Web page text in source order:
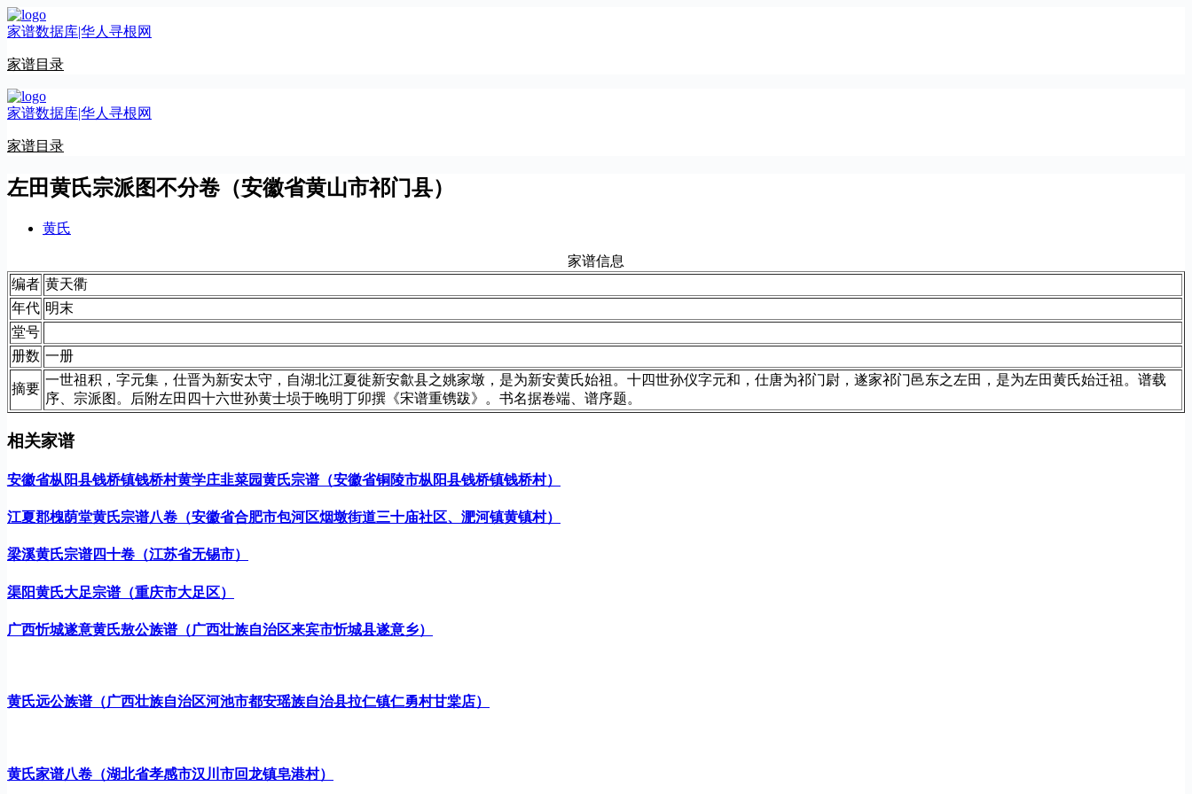
跳
至
容
家谱数据库|华人寻根网
家谱目录
家谱数据库|华人寻根网
家谱目录
左田黄氏宗派图不分卷（安徽省黄山市祁门县）
黄氏
家谱信息
编者 黄天衢
年代 明末
堂号
册数 一册
摘要
一世祖积，字元集，仕晋为新安太守，自湖北江夏徙新安歙县之姚家墩，是为新安黄氏始祖。十四世孙仪字元和，仕唐为祁门尉，遂家祁门邑东之左田，是为左田黄氏始迁祖。谱载
序、宗派图。后附左田四十六世孙黄士埙于晚明丁卯撰《宋谱重镌跋》。书名据卷端、谱序题。
相关家谱
安徽省枞阳县钱桥镇钱桥村黄学庄韭菜园黄氏宗谱（安徽省铜陵市枞阳县钱桥镇钱桥村）
江夏郡槐荫堂黄氏宗谱八卷（安徽省合肥市包河区烟墩街道三十庙社区、淝河镇黄镇村）
梁溪黄氏宗谱四十卷（江苏省无锡市）
渠阳黄氏大足宗谱（重庆市大足区）
广西忻城遂意黄氏敖公族谱（广西壮族自治区来宾市忻城县遂意乡）
黄氏远公族谱（广西壮族自治区河池市都安瑶族自治县拉仁镇仁勇村甘棠店）
黄氏家谱八卷（湖北省孝感市汉川市回龙镇皂港村）